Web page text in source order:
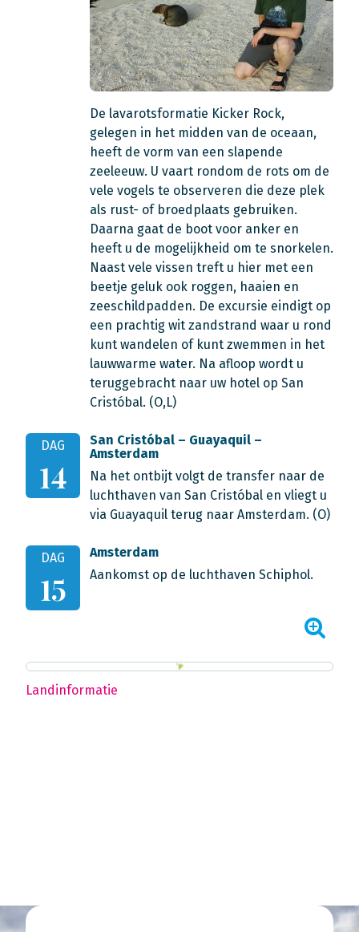
De lavarotsformatie Kicker Rock,
gelegen in het midden van de oceaan,
heeft de vorm van een slapende
zeeleeuw. U vaart rondom de rots om de
vele vogels te observeren die deze plek
als rust- of broedplaats gebruiken.
Daarna gaat de boot voor anker en
heeft u de mogelijkheid om te snorkelen.
Naast vele vissen treft u hier met een
beetje geluk ook roggen, haaien en
zeeschildpadden. De excursie eindigt op
een prachtig wit zandstrand waar u rond
kunt wandelen of kunt zwemmen in het
lauwwarme water. Na afloop wordt u
teruggebracht naar uw hotel op San
Cristóbal. (O,L)
DAG
14
San Cristóbal – Guayaquil –
Amsterdam
Na het ontbijt volgt de transfer naar de
luchthaven van San Cristóbal en vliegt u
via Guayaquil terug naar Amsterdam. (O)
DAG
15
Amsterdam
Aankomst op de luchthaven Schiphol.
Landinformatie